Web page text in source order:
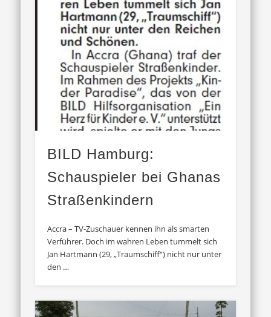
BILD Hamburg:
Schauspieler bei Ghanas
Straßenkindern
Accra – TV-Zuschauer kennen ihn als smarten
Verführer. Doch im wahren Leben tummelt sich
Jan Hartmann (29, „Traumschiff“) nicht nur unter
den …